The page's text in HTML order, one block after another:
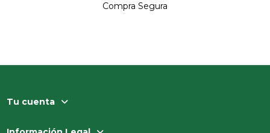
Compra Segura
Tu cuenta